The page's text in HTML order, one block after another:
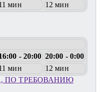
мин 12 мин
- 20:00 20:00 - 0:00
мин
12 мин
ПО ТРЕБОВАНИЮ